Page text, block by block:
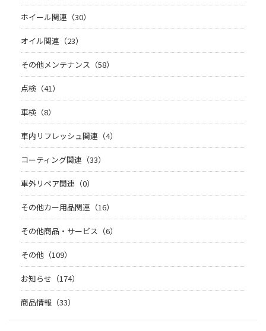
ホイール関連（30）
オイル関連（23）
その他メンテナンス（58）
点検（41）
車検（8）
車内リフレッシュ関連（4）
コーティング関連（33）
車外リペア関連（0）
その他カー用品関連（16）
その他商品・サービス（6）
その他（109）
お知らせ（174）
商品情報（33）